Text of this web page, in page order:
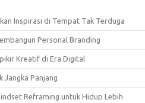
Inspirasi di Tempat Tak Terduga
Personal Branding
Kreatif di Era Digital
Jangka Panjang
Reframing untuk Hidup Lebih